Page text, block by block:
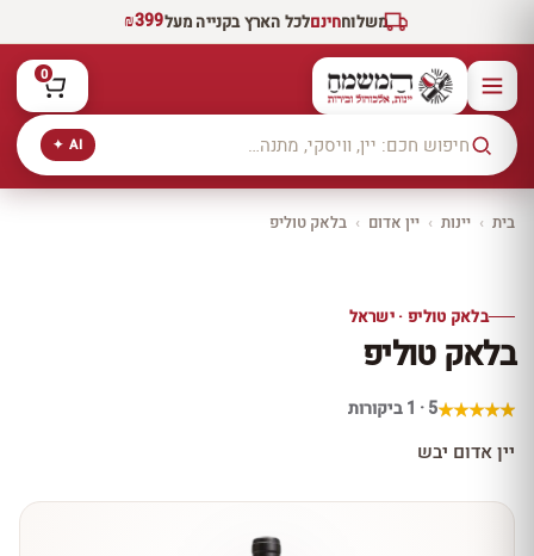
משלוחחינםלכל הארץ בקנייה מעל₪399
AI ✦
0
בית › יינות › יין אדום › בלאק טוליפ
10% הנחה
עכשיו ב-10% הנחה
בלאק טוליפ · ישראל
בלאק טוליפ
5 · 1 ביקורות
יין אדום יבש